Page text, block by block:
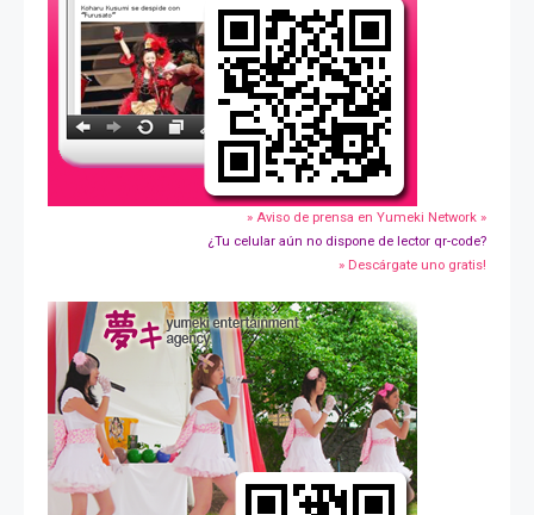
» Aviso de prensa en Yumeki Network »
¿Tu celular aún no dispone de lector qr-code?
» Descárgate uno gratis!